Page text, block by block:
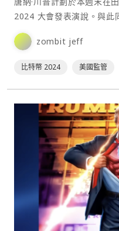
2024 大會發表演說。與此
Cynthia Lummis 似乎也
為戰略儲備資產的新法案。
zombit jeff
比特幣 2024 美國監管